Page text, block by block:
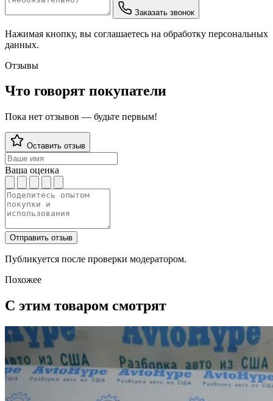
Заказать звонок
Нажимая кнопку, вы соглашаетесь на обработку персональных
данных.
Отзывы
Что говорят покупатели
Пока нет отзывов — будьте первым!
Оставить отзыв
Ваша оценка
Отправить отзыв
Публикуется после проверки модератором.
Похожее
С этим товаром смотрят